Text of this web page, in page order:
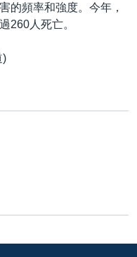
的頻率和強度。今年，
260人死亡。
)